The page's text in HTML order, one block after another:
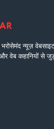
न्यूज़
वेब कहानियों से